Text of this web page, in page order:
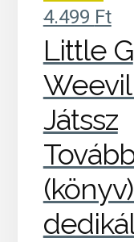
V
4.499 Ft
Little G
Játssz